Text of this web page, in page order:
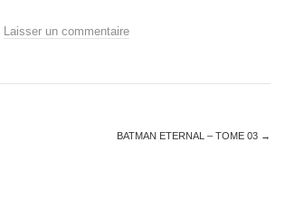
Laisser un commentaire
BATMAN ETERNAL – TOME 03 →